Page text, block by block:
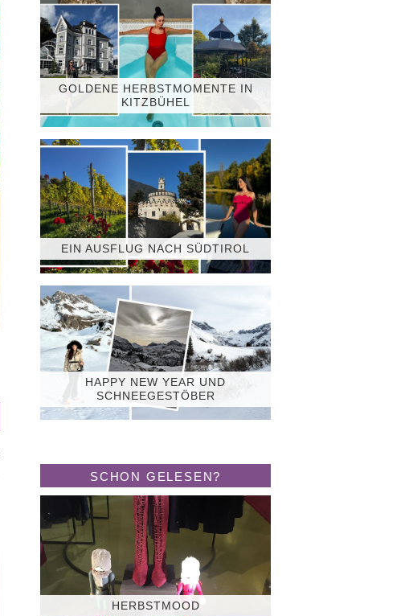
GOLDENE HERBSTMOMENTE IN
KITZBÜHEL
EIN AUSFLUG NACH SÜDTIROL
HAPPY NEW YEAR UND
SCHNEEGESTÖBER
SCHON GELESEN?
HERBSTMOOD